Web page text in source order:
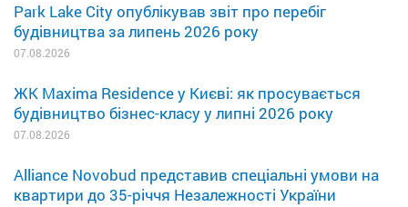
Park Lake City опублікував звіт про перебіг
будівництва за липень 2026 року
07.08.2026
ЖК Maxima Residence у Києві: як просувається
будівництво бізнес-класу у липні 2026 року
07.08.2026
Alliance Novobud представив спеціальні умови на
квартири до 35-річчя Незалежності України